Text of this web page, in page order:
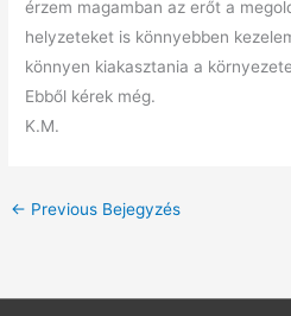
érzem magamban az erőt a
helyzeteket is könnyebben
könnyen kiakasztania a
Ebből kérek még.
K.M.
← Previous Bejegyzés